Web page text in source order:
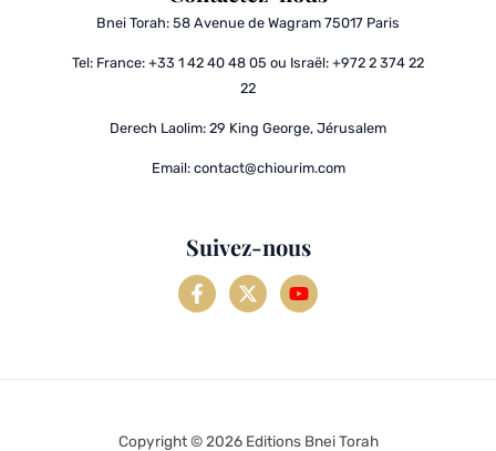
Bnei Torah: 58 Avenue de Wagram 75017 Paris
Tel: France: +33 1 42 40 48 05 ou Israël: +972 2 374 22
22
Derech Laolim: 29 King George, Jérusalem
Email: contact@chiourim.com
Suivez-nous
Copyright © 2026 Editions Bnei Torah